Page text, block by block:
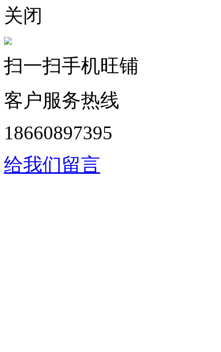
关闭
扫一扫手机旺铺
客户服务热线
18660897395
给我们留言